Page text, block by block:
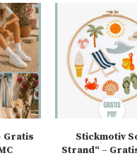
Gratis
Stickmotiv
Strand“ –